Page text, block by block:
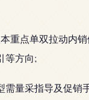
重点单双拉动内
等方向;
量采指导及促销